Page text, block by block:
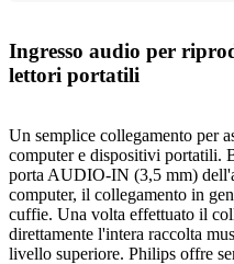
Ingresso audio per
lettori portatili
Un semplice collegamento per
computer e dispositivi portatili.
porta AUDIO-IN (3,5 mm)
computer, il collegamento in
cuffie. Una volta effettuato il
direttamente l'intera raccolta
livello superiore. Philips offre